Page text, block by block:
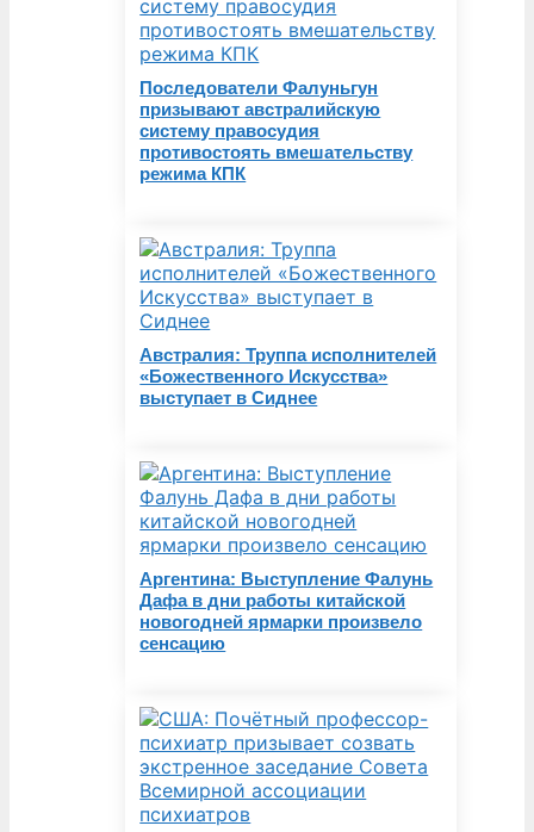
Последователи Фалуньгун
призывают австралийскую
систему правосудия
противостоять вмешательству
режима КПК
Австралия: Труппа исполнителей
«Божественного Искусства»
выступает в Сиднее
Аргентина: Выступление Фалунь
Дафа в дни работы китайской
новогодней ярмарки произвело
сенсацию